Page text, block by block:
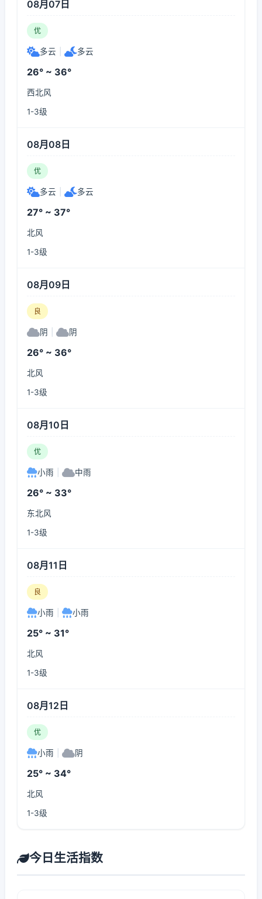
08月07日
优
多云 多云
26° ~ 36°
西北风
1-3级
08月08日
优
多云 多云
27° ~ 37°
北风
1-3级
08月09日
良
阴 阴
26° ~ 36°
北风
1-3级
08月10日
优
小雨 中雨
26° ~ 33°
东北风
1-3级
08月11日
良
小雨 小雨
25° ~ 31°
北风
1-3级
08月12日
优
小雨 阴
25° ~ 34°
北风
1-3级
今日生活指数